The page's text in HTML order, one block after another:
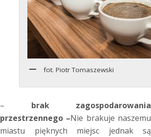
fot. Piotr Tomaszewski
– brak zagospodarowania
przestrzennego –Nie brakuje naszemu
miastu pięknych miejsc jednak są